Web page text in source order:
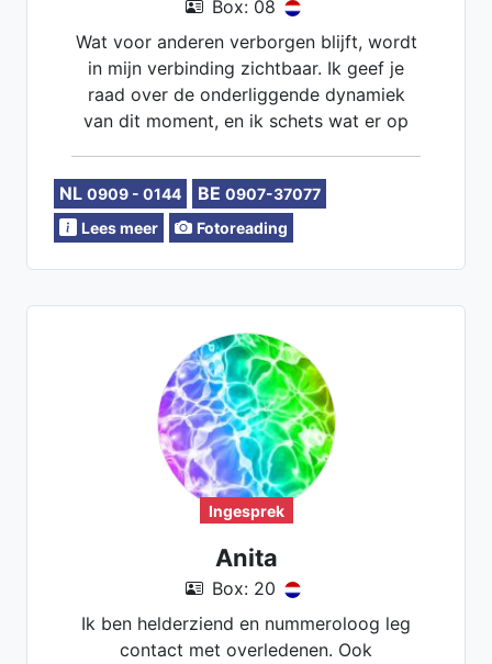
Box: 08
Wat voor anderen verborgen blijft, wordt
in mijn verbinding zichtbaar. Ik geef je
raad over de onderliggende dynamiek
van dit moment, en ik schets wat er op
neem ik ook de onuitgesproken thema's
uit jouw nabije omgeving mee.
Helderziend, Helderhorend,
Flame, Transformatieprocessen,
Lenormandlegging. Zakelijke
bewustwording.
NL 0909 - 0144 BE 0907-37077
Lees meer
Fotoreading
Ingesprek
Anita
Box: 20
Ik ben helderziend en nummeroloog leg
contact met overledenen. Ook